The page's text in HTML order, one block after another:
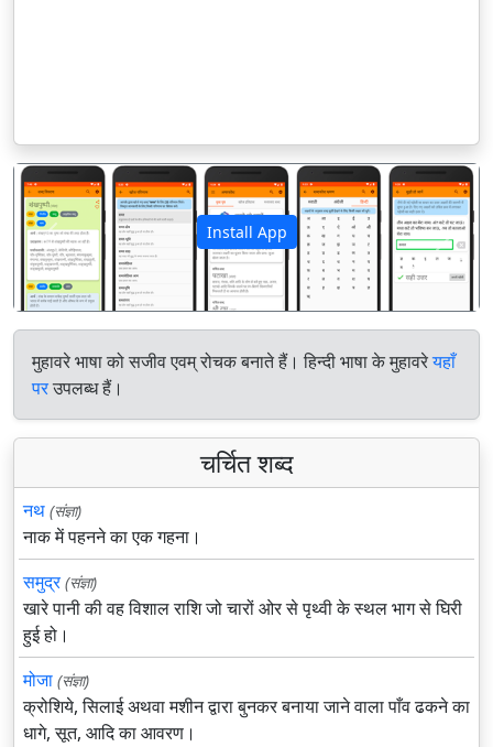
Install App
पिछला अगला
मुहावरे भाषा को सजीव एवम् रोचक बनाते हैं। हिन्दी भाषा के मुहावरेयहाँ
परउपलब्ध हैं।
चर्चित शब्द
नथ (संज्ञा)
नाक में पहनने का एक गहना।
समुद्र (संज्ञा)
खारे पानी की वह विशाल राशि जो चारों ओर से पृथ्वी के स्थल भाग से घिरी
हुई हो।
मोजा (संज्ञा)
क्रोशिये, सिलाई अथवा मशीन द्वारा बुनकर बनाया जाने वाला पाँव ढकने का
धागे, सूत, आदि का आवरण।